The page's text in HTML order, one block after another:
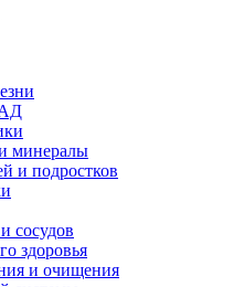
минералы
и подростков
сосудов
здоровья
и очищения